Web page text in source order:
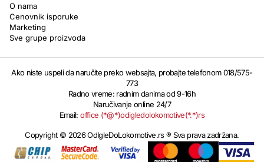
O nama
Cenovnik isporuke
Marketing
Sve grupe proizvoda
Ako niste uspeli da naručite preko websajta, probajte telefonom 018/575-
773
Radno vreme: radnim danima od 9-16h
Naručivanje online 24/7
Email:office (*@*)odigledolokomotive(*.*)rs
Copyright © 2026 OdIgleDoLokomotive.rs ® Sva prava zadržana.